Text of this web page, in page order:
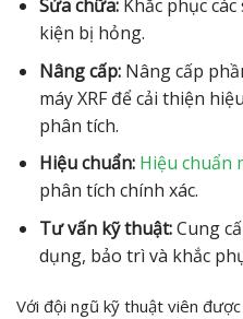
Sửa chữa:Khắc phục các
kiện bị hỏng.
Nâng cấp:Nâng cấp
máy XRF để cải thiện
phân tích.
Hiệu chuẩn: Hiệu chuẩn
phân tích chính xác.
Tư vấn kỹ thuật:Cung
dụng, bảo trì và khắc
Với đội ngũ kỹ thuật viên